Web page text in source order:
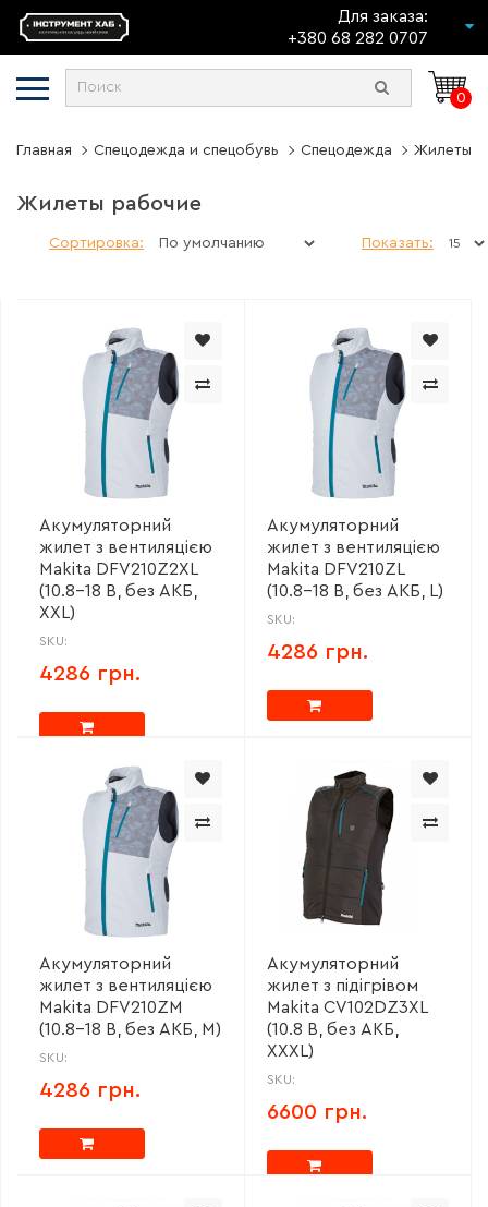
Для заказа:
+380 68 282 0707
0
Главная Спецодежда и спецобувь Спецодежда Жилеты
Жилеты рабочие
Сортировка: Показать:
Акумуляторний
жилет з вентиляцією
Makita DFV210Z2XL
(10.8-18 В, без АКБ,
XXL)
SKU:
4286 грн.
Акумуляторний
жилет з вентиляцією
Makita DFV210ZL
(10.8-18 В, без АКБ, L)
SKU:
4286 грн.
Акумуляторний
жилет з вентиляцією
Makita DFV210ZM
(10.8-18 В, без АКБ, M)
SKU:
4286 грн.
Акумуляторний
жилет з підігрівом
Makita CV102DZ3XL
(10.8 В, без АКБ,
XXXL)
SKU:
6600 грн.